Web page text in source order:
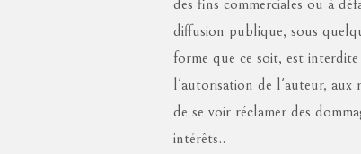
des fins commerciales ou à
diffusion publique, sous
forme que ce soit, est interdite
l'autorisation de l'auteur, aux
de se voir réclamer des
intérêts..